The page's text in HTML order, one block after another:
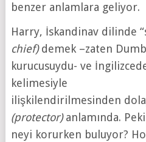
benzer anlamlara geliyor.
Harry, İskandinav dilinde
chief)demek –zaten
kurucusuydu- ve
kelimesiyle
ilişkilendirilmesinden
(protector)anlamında.
neyi korurken buluyor?